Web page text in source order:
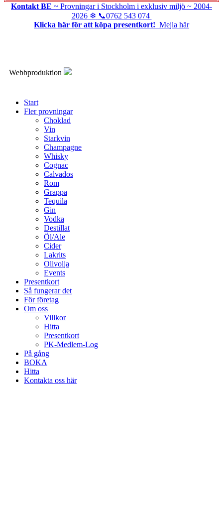
Kontakt BE ~ Provningar i Stockholm i exklusiv miljö ~ 2004-
2026❄ 📞0762 543 074
Klicka här för att köpa presentkort! Mejla här
Webbproduktion
Start
Fler provningar
Choklad
Vin
Starkvin
Champagne
Whisky
Cognac
Calvados
Rom
Grappa
Tequila
Gin
Vodka
Destillat
Öl/Ale
Cider
Lakrits
Olivolja
Events
Presentkort
Så fungerar det
För företag
Om oss
Villkor
Hitta
Presentkort
PK-Medlem-Log
På gång
BOKA
Hitta
Kontakta oss här